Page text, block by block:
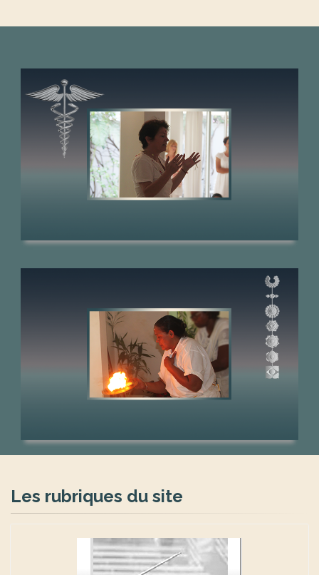
Jaya Yogācārya
Māheśvarī Yogācārya
Les rubriques du site